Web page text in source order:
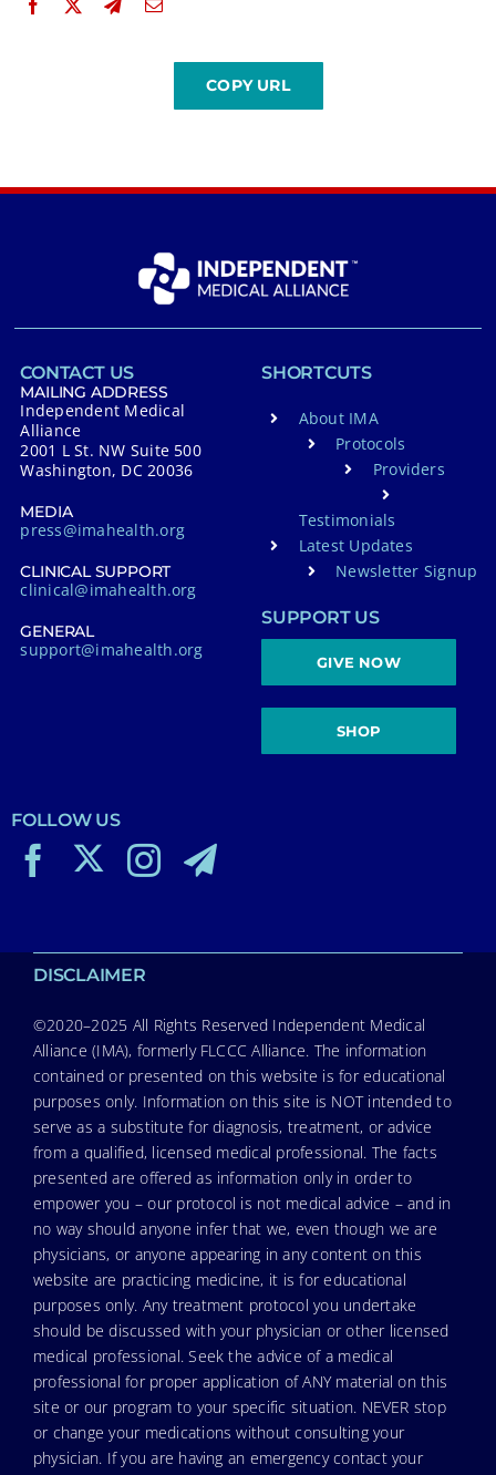
CONTACT US
MAILING ADDRESS
Independent Medical
Alliance
2001 L St. NW Suite 500
Washington, DC 20036
MEDIA
press@imahealth.org
CLINICAL SUPPORT
clinical@imahealth.org
GENERAL
support@imahealth.org
SHORTCUTS
About IMA
Protocols
Providers
Testimonials
Latest Updates
Newsletter Signup
SUPPORT US
GIVE NOW
SHOP
FOLLOW US
DISCLAIMER
©2020–2025 All Rights Reserved Independent Medical
Alliance (IMA), formerly FLCCC Alliance. The information
contained or presented on this website is for educational
purposes only. Information on this site is NOT intended to
serve as a substitute for diagnosis, treatment, or advice
from a qualified, licensed medical professional. The facts
presented are offered as information only in order to
empower you – our protocol is not medical advice – and in
no way should anyone infer that we, even though we are
physicians, or anyone appearing in any content on this
website are practicing medicine, it is for educational
purposes only. Any treatment protocol you undertake
should be discussed with your physician or other licensed
medical professional. Seek the advice of a medical
professional for proper application of ANY material on this
site or our program to your specific situation. NEVER stop
or change your medications without consulting your
physician. If you are having an emergency contact your